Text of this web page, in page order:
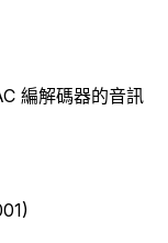
編解碼器的音訊